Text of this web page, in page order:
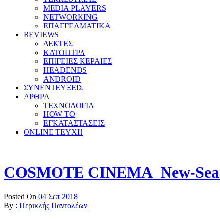
MEDIA PLAYERS
NETWORKING
ΕΠΑΓΓΕΛΜΑΤΙΚΑ
REVIEWS
ΔΕΚΤΕΣ
ΚΑΤΟΠΤΡΑ
ΕΠΙΓΕΙΕΣ ΚΕΡΑΙΕΣ
HEADENDS
ANDROID
ΣΥΝΕΝΤΕΥΞΕΙΣ
ΑΡΘΡΑ
ΤΕΧΝΟΛΟΓΙΑ
HOW TO
ΕΓΚΑΤΑΣΤΑΣΕΙΣ
ONLINE TEYXH
COSMOTE CINEMA_New-
Posted On 04 Σεπ 2018
By : Περικλής Παντολέων